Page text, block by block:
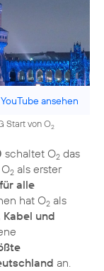
ansehen
Start von O2
schaltet O2 das
2 als erster
alle
hat O2 als
Kabel und
an.